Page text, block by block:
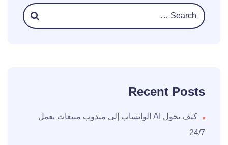
Recent Posts
كيف يحول AI الواتساب إلى مندوب مبيعات يعمل
24/7